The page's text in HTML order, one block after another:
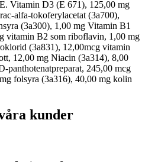
Vitamin D3 (E 671), 125,00 mg
alfa-tokoferylacetat (3a700),
(3a300), 1,00 mg Vitamin B1
vitamin B2 som riboflavin, 1,00 mg
(3a831), 12,00mcg vitamin
12,00 mg Niacin (3a314), 8,00
panthotenatpreparat, 245,00 mcg
folsyra (3a316), 40,00 mg kolin
kunder